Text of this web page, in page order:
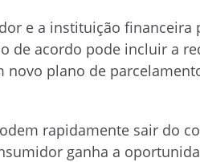
e a instituição financeira
de acordo pode incluir a
plano de
rapidamente sair do
ganha a